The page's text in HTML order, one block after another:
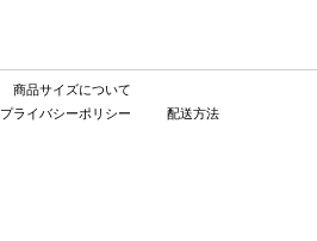
商品サイズについて
プライバシーポリシー 配送方法